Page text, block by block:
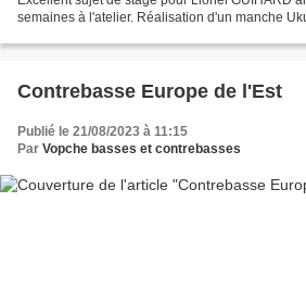
semaines à l'atelier. Réalisation d'un manche
Contrebasse Europe de l'Est
Publié le 21/08/2023 à 11:15
Par Vopche basses et contrebasses